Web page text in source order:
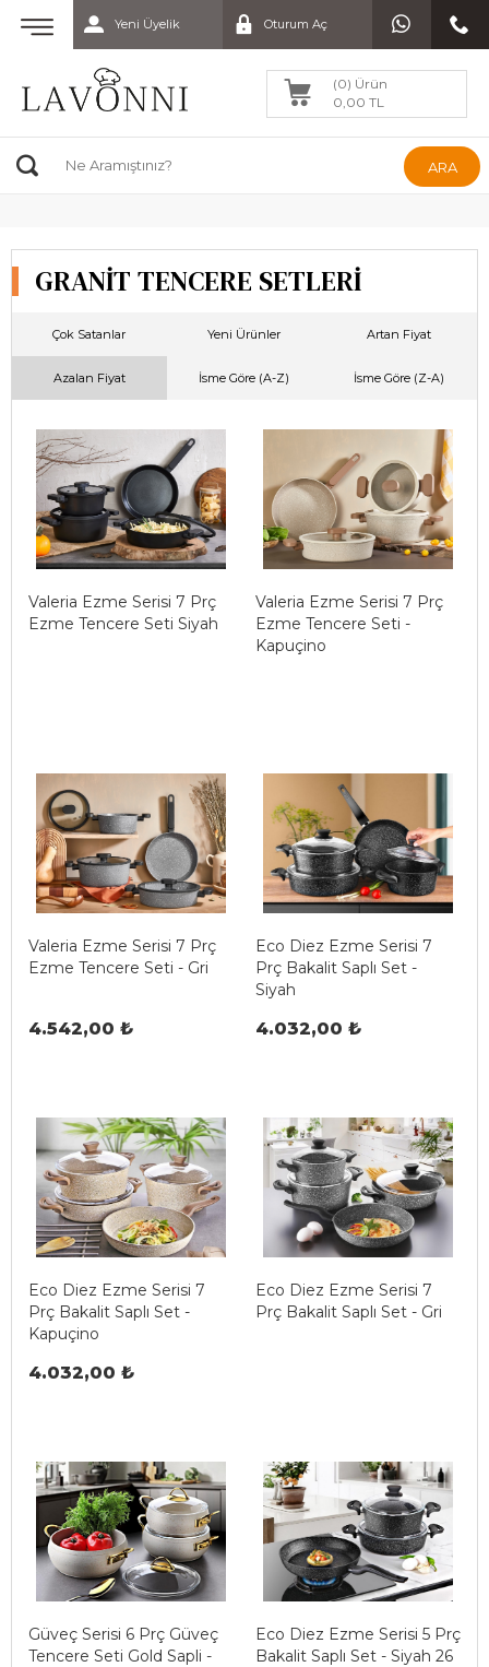
Yeni Üyelik Oturum Aç
(0) Ürün
0,00 TL
ARA
GRANİT TENCERE SETLERİ
Çok Satanlar Yeni Ürünler Artan Fiyat
Azalan Fiyat İsme Göre (A-Z) İsme Göre (Z-A)
Valeria Ezme Serisi 7 Prç
Ezme Tencere Seti Siyah
Valeria Ezme Serisi 7 Prç
Ezme Tencere Seti -
Kapuçino
Valeria Ezme Serisi 7 Prç
Ezme Tencere Seti - Gri
4.542,00 ₺
Eco Diez Ezme Serisi 7
Prç Bakalit Saplı Set -
Siyah
4.032,00 ₺
Eco Diez Ezme Serisi 7
Prç Bakalit Saplı Set -
Kapuçino
4.032,00 ₺
Eco Diez Ezme Serisi 7
Prç Bakalit Saplı Set - Gri
Güveç Serisi 6 Prç Güveç
Tencere Seti Gold Sapli -
Eco Diez Ezme Serisi 5 Prç
Bakalit Saplı Set - Siyah 26